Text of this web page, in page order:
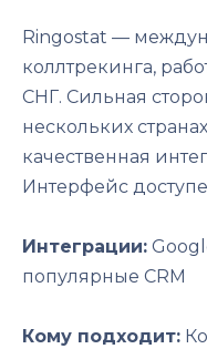
Ringostat —
коллтрекинга,
СНГ. Сильная
нескольких
качественная
Интерфейс
Интеграции:
популярные CRM
Кому подходит: